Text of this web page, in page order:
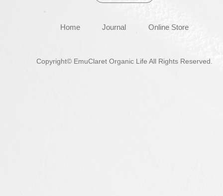
Home Journal Online Store
Copyright© EmuClaret Organic Life All Rights Reserved.